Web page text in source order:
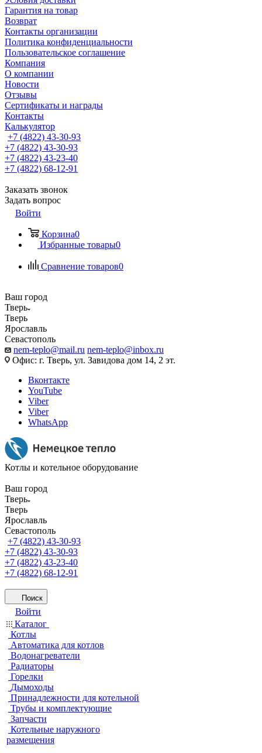
Гарантия на товар
Возврат
Контакты организации
Политика конфиденциальности
Пользовательское соглашение
Компания
О компании
Новости
Отзывы
Сертификаты и награды
Контакты
Калькулятор
+7 (4822) 43-30-93
+7 (4822) 43-30-93
+7 (4822) 43-23-40
+7 (4822) 68-12-91
Заказать звонок
Задать вопрос
Войти
Корзина0
Избранные товары0
Сравнение товаров0
Ваш город
Тверь
Тверь
Ярославль
Севастополь
nem-teplo@mail.ru nem-teplo@inbox.ru
Офис: г. Тверь, ул. Завидова дом 14, 2 эт.
Вконтакте
YouTube
Viber
Viber
WhatsApp
Котлы и котельное оборудование
Ваш город
Тверь
Тверь
Ярославль
Севастополь
+7 (4822) 43-30-93
+7 (4822) 43-30-93
+7 (4822) 43-23-40
+7 (4822) 68-12-91
Поиск
Войти
Каталог
Котлы
Автоматика для котлов
Водонагреватели
Радиаторы
Горелки
Дымоходы
Принадлежности для котельной
Трубы и комплектующие
Запчасти
Котельные наружного
размещения